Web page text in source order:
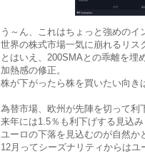
う～ん、これはちょっと強めのイ
世界の株式市場一気に崩れるリス
とはいえ、200SMAとの乖離を埋
加熱感の修正。
株が下がったら株を買いたい向き
為替市場、欧州が先陣を切って利
来年には1.5％も利下げする見込
ユーロの下落を見込むのが自然か
12月ってシーズナリティからはユ